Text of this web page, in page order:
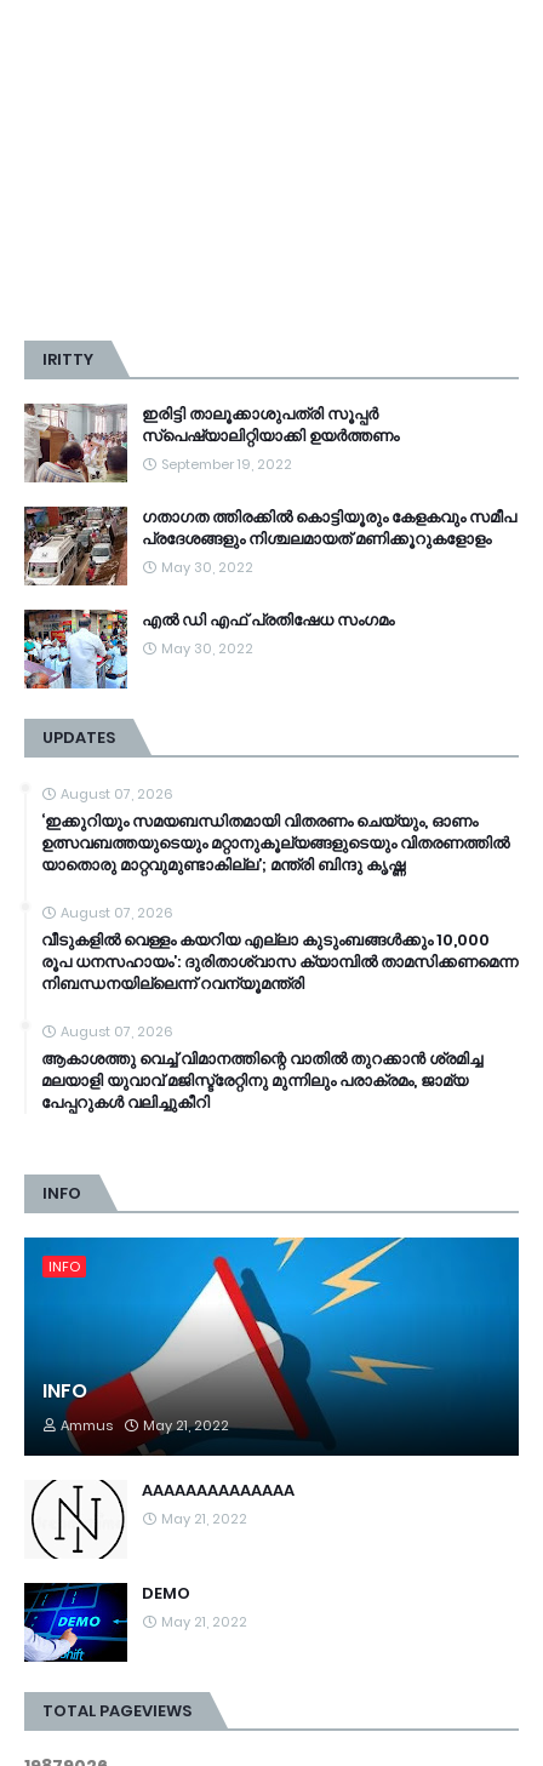
IRITTY
ഇരിട്ടി താലൂക്കാശുപത്രി സൂപ്പർ
സ്‌പെഷ്യാലിറ്റിയാക്കി ഉയർത്തണം
September 19, 2022
ഗതാഗത ത്തിരക്കിൽ കൊട്ടിയൂരും കേളകവും സമീപ
പ്രദേശങ്ങളും നിശ്ചലമായത് മണിക്കൂറുകളോളം
May 30, 2022
എൽ ഡി എഫ് പ്രതിഷേധ സംഗമം
May 30, 2022
UPDATES
August 07, 2026
‘ഇക്കുറിയും സമയബന്ധിതമായി വിതരണം ചെയ്യും, ഓണം
ഉത്സവബത്തയുടെയും മറ്റാനുകൂല്യങ്ങളുടെയും വിതരണത്തിൽ
യാതൊരു മാറ്റവുമുണ്ടാകില്ല’; മന്ത്രി ബിന്ദു കൃഷ്ണ
August 07, 2026
വീടുകളിൽ വെള്ളം കയറിയ എല്ലാ കുടുംബങ്ങൾക്കും 10,000
രൂപ ധനസഹായം’: ദുരിതാശ്വാസ ക്യാമ്പിൽ താമസിക്കണമെന്ന
നിബന്ധനയില്ലെന്ന് റവന്യൂമന്ത്രി
August 07, 2026
ആകാശത്തു വെച്ച് വിമാനത്തിന്റെ വാതില്‍ തുറക്കാന്‍ ശ്രമിച്ച
മലയാളി യുവാവ് മജിസ്ട്രേറ്റിനു മുന്നിലും പരാക്രമം, ജാമ്യ
പേപ്പറുകൾ വലിച്ചുകീറി
INFO
INFO
INFO
Ammus May 21, 2022
AAAAAAAAAAAAAA
May 21, 2022
DEMO
May 21, 2022
TOTAL PAGEVIEWS